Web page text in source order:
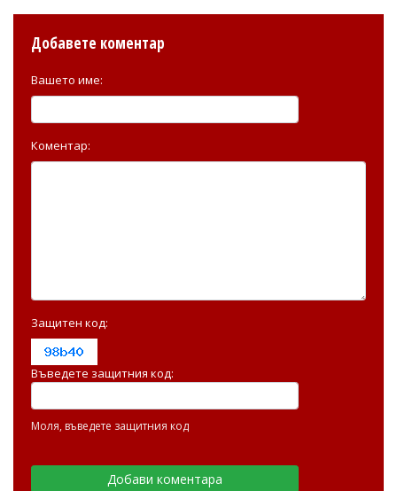
Добавете коментар
Вашето име:
Коментар:
Защитен код:
Въведете защитния код:
Моля, въведете защитния код